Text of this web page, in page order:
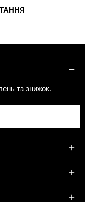
та знижок.